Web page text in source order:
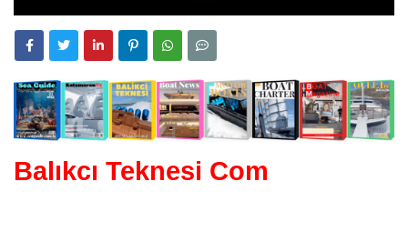
Balıkcı Teknesi Com